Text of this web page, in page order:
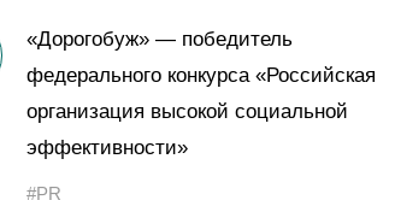
«Дорогобуж» — победитель
федерального конкурса «Российская
организация высокой социальной
эффективности»
#PR